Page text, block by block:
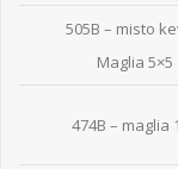
505B – misto
Maglia 5×5
474B – maglia